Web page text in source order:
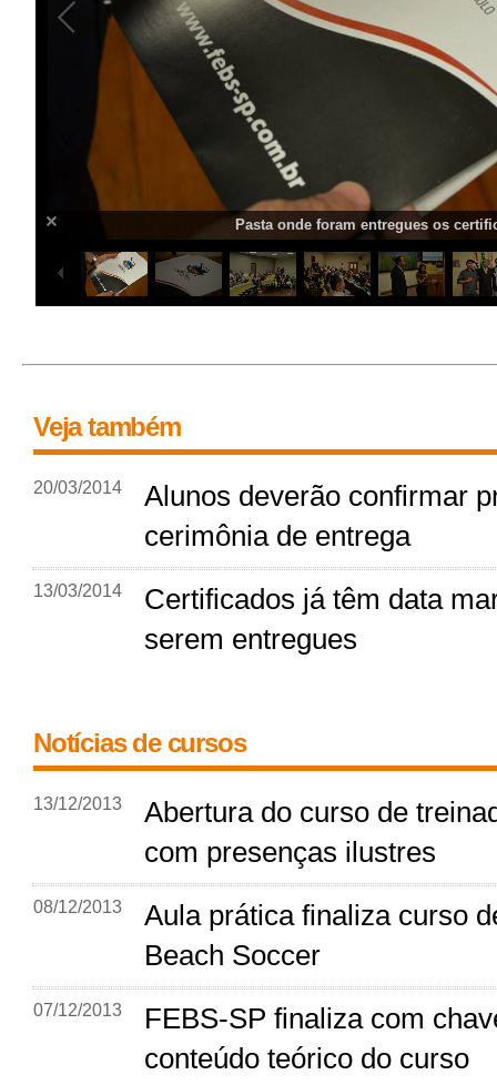
Pasta onde foram entregues os
Veja também
20/03/2014
Alunos deverão confirmar
cerimônia de entrega
13/03/2014
Certificados já têm data
serem entregues
Notícias de cursos
13/12/2013
Abertura do curso de
com presenças ilustres
08/12/2013
Aula prática finaliza curso
Beach Soccer
07/12/2013
FEBS-SP finaliza com
conteúdo teórico do curso